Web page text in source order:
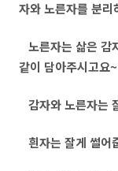
자와 노른자를 분리
노른자는 삶은 감
같이 담아주시고요~
감자와 노른자는
흰자는 잘게 썰어